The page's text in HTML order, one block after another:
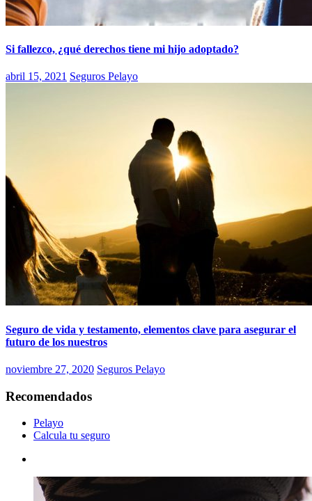
Si fallezco, ¿qué derechos tiene mi hijo adoptado?
abril 15, 2021 Seguros Pelayo
Seguro de vida y testamento, elementos clave para asegurar el
futuro de los nuestros
noviembre 27, 2020 Seguros Pelayo
Recomendados
Pelayo
Calcula tu seguro